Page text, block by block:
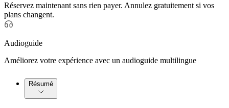
Réservez maintenant sans rien payer. Annulez gratuitement si vos
plans changent.
Audioguide
Améliorez votre expérience avec un audioguide multilingue
Résumé